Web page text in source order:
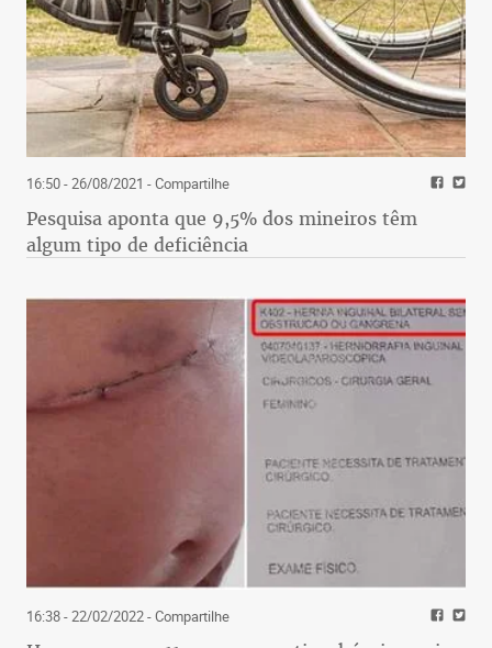
16:50 - 26/08/2021 - Compartilhe
Pesquisa aponta que 9,5% dos mineiros têm
algum tipo de deficiência
16:38 - 22/02/2022- Compartilhe